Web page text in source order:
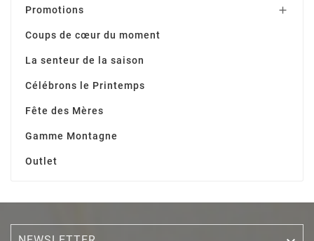
Promotions 
Coups de cœur du moment
La senteur de la saison
Célébrons le Printemps
Fête des Mères
Gamme Montagne
Outlet